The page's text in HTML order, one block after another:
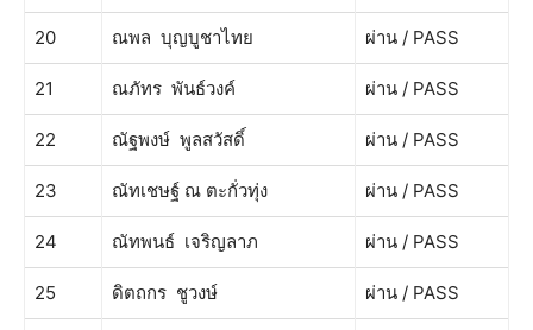
20 ณพล บุญบูชาไทย ผ่าน / PASS
21 ณภัทร พันธ์วงค์ ผ่าน / PASS
22 ณัฐพงษ์ พูลสวัสดิ์ ผ่าน / PASS
23 ณัทเชษฐ์ ณ ตะกั่วทุ่ง ผ่าน / PASS
24 ณัทพนธ์ เจริญลาภ ผ่าน / PASS
25 ดิตถกร ชูวงษ์ ผ่าน / PASS